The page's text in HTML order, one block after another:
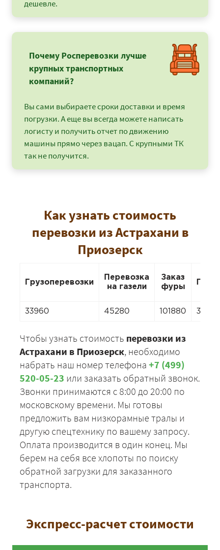
дешевле.
Почему Росперевозки лучше
крупных транспортных
компаний?
Вы сами выбираете сроки доставки и время
погрузки. А еще вы всегда можете написать
логисту и получить отчет по движению
машины прямо через вацап. С крупными ТК
так не получится.
Как узнать стоимость
перевозки из Астрахани в
Приозерск
Грузоперевозки
Перевозка
на газели
Заказ
фуры
33960 45280 101880 31696
Чтобы узнать стоимость перевозки из
Астрахани в Приозерск, необходимо
набрать наш номер телефона +7 (499)
520-05-23 или заказать обратный звонок.
Звонки принимаются с 8:00 до 20:00 по
московскому времени. Мы готовы
предложить вам низкорамные тралы и
другую спецтехнику по вашему запросу.
Оплата производится в один конец. Мы
берем на себя все хлопоты по поиску
обратной загрузки для заказанного
транспорта.
Экспресс-расчет стоимости